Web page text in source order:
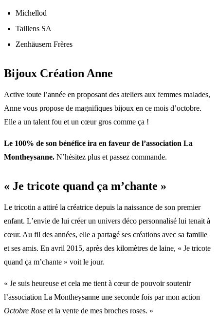
Michellod
Taillens SA
Zenhäusern Frères
Bijoux Création Anne
Active toute l’année en proposant des ateliers aux femmes malades,
Anne vous propose de magnifiques bijoux en ce mois d’octobre.
Elle a un talent fou et un cœur gros comme ça !
Le 100% de son bénéfice ira en faveur de l’association La
Montheysanne. N’hésitez plus et passez commande.
« Je tricote quand ça m’chante »
Le tricotin a attiré la créatrice depuis la naissance de son premier
enfant. L’envie de lui créer un univers déco personnalisé lui tenait à
cœur. Au fil des années, elle a partagé ses créations avec sa famille
et ses amis. En avril 2015, après des kilomètres de laine, « Je tricote
quand ça m’chante » voit le jour.
« Je suis heureuse et cela me tient à cœur de pouvoir soutenir
l’association La Montheysanne une seconde fois par mon action
Octobre Rose et la vente de mes broches roses. »